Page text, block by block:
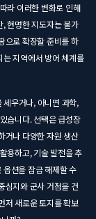
라 이러한 변화로 인해
현명한 지도자는 불가
으로 확장할 준비를 하
지역에서 방어 체계를
세우거나, 아니면 과학,
습니다. 선택은 급성장
거나 다양한 자원 생산
용하고, 기술 발전을 추
션을 잠금 해제할 수
심지와 군사 거점을 건
저 새로운 토지를 확보